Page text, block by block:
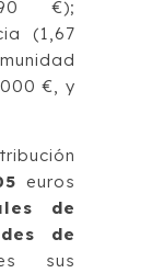
€);
(1,67
€, y
euros
de
de
sus